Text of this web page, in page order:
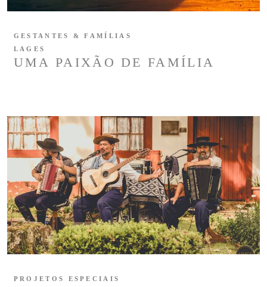
UMA PAIXÃO DE FAMÍLIA
GESTANTES & FAMÍLIAS
LAGES
PROJETOS ESPECIAIS